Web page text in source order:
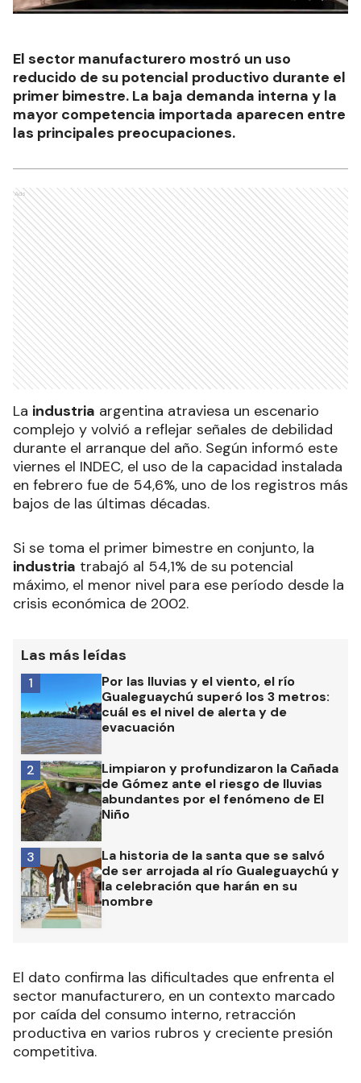
El sector manufacturero mostró un uso
reducido de su potencial productivo durante el
primer bimestre. La baja demanda interna y la
mayor competencia importada aparecen entre
las principales preocupaciones.
Ads
La industria argentina atraviesa un escenario
complejo y volvió a reflejar señales de debilidad
durante el arranque del año. Según informó este
viernes el INDEC, el uso de la capacidad instalada
en febrero fue de 54,6%, uno de los registros más
bajos de las últimas décadas.
Si se toma el primer bimestre en conjunto, la
industria trabajó al 54,1% de su potencial
máximo, el menor nivel para ese período desde la
crisis económica de 2002.
Las más leídas
Por las lluvias y el viento, el río
Gualeguaychú superó los 3 metros:
cuál es el nivel de alerta y de
evacuación
1
Limpiaron y profundizaron la Cañada
de Gómez ante el riesgo de lluvias
abundantes por el fenómeno de El
Niño
2
La historia de la santa que se salvó
de ser arrojada al río Gualeguaychú y
la celebración que harán en su
nombre
3
El dato confirma las dificultades que enfrenta el
sector manufacturero, en un contexto marcado
por caída del consumo interno, retracción
productiva en varios rubros y creciente presión
competitiva.